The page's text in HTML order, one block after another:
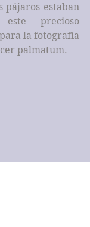
pájaros estaban
precioso
la fotografía
palmatum.